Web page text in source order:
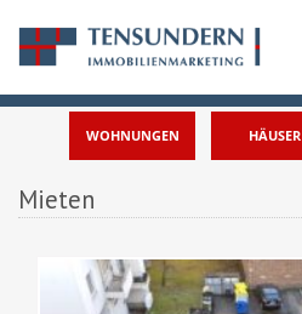
WOHNUNGEN HÄUSER
Mieten